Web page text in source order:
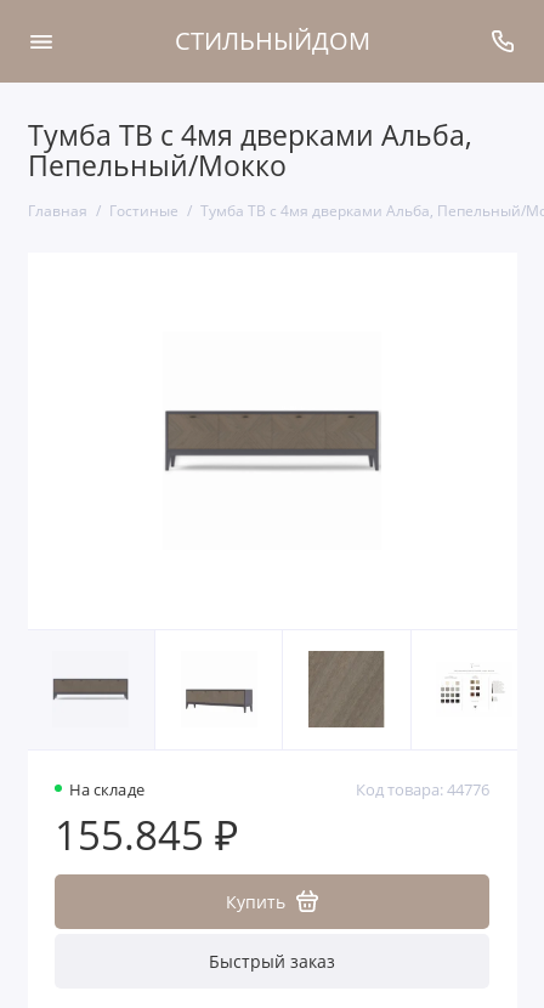
СТИЛЬНЫЙДОМ
Тумба ТВ с 4мя дверками Альба,
Пепельный/Мокко
Главная Гостиные Тумба ТВ с 4мя дверками Альба, Пепельный/
На складе Код товара: 44776
155.845 ₽
Купить
Быстрый заказ